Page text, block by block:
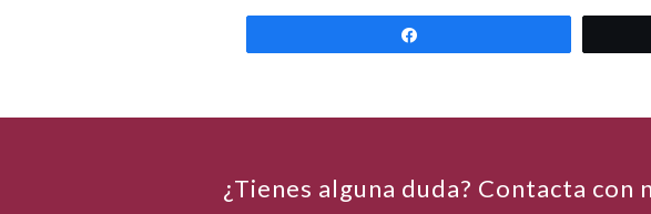
¿Tienes alguna duda? Contacta con